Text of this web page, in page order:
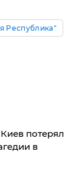
Республика"
потерял
в